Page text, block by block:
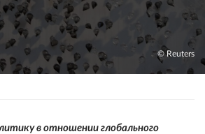
© Reuters
в отношении глобального